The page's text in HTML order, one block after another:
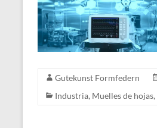
Gutekunst Formfedern
Industria, Muelles de hojas,